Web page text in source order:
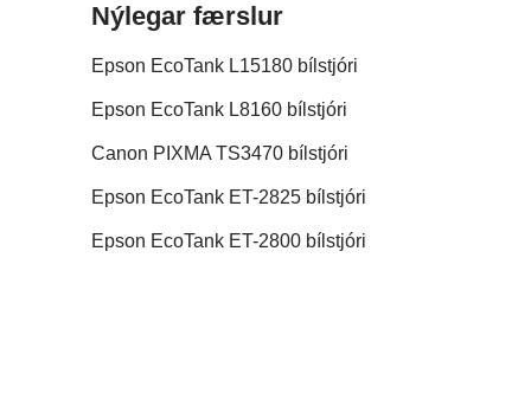
Nýlegar færslur
Epson EcoTank L15180 bílstjóri
Epson EcoTank L8160 bílstjóri
Canon PIXMA TS3470 bílstjóri
Epson EcoTank ET-2825 bílstjóri
Epson EcoTank ET-2800 bílstjóri